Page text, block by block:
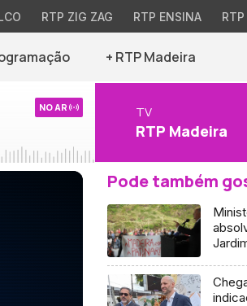
RTP ZIG ZAG RTP ENSINA
+ RTP Madeira
NO AR TV
RTP Madeira
Pode também